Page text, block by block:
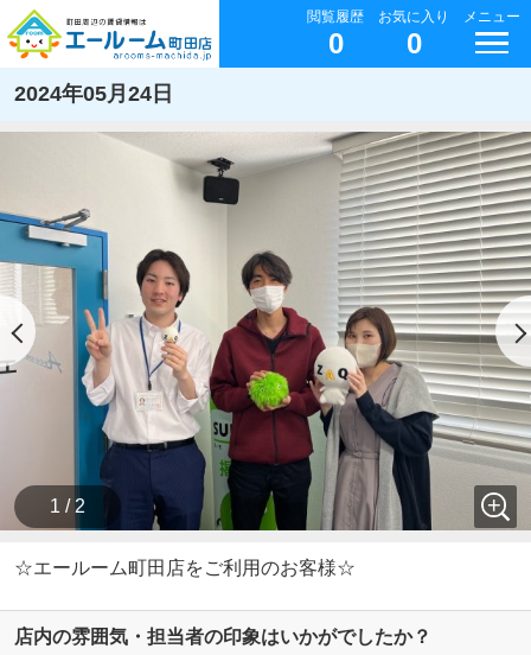
閲覧履歴
0
お気に入り
0
メニュー
2024年05月24日
1 / 2
☆エールーム町田店をご利用のお客様☆
店内の雰囲気・担当者の印象はいかがでしたか？